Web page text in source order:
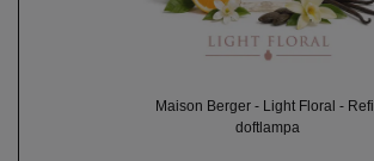
Maison Berger - Light Floral - Refill
doftlampa